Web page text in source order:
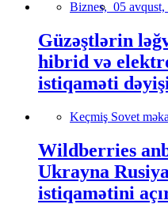
Biznes, 05 avqust,
Güzəştlərin
hibrid və
istiqaməti
Keçmiş Sovet
Wildberries
Ukrayna
istiqamətini